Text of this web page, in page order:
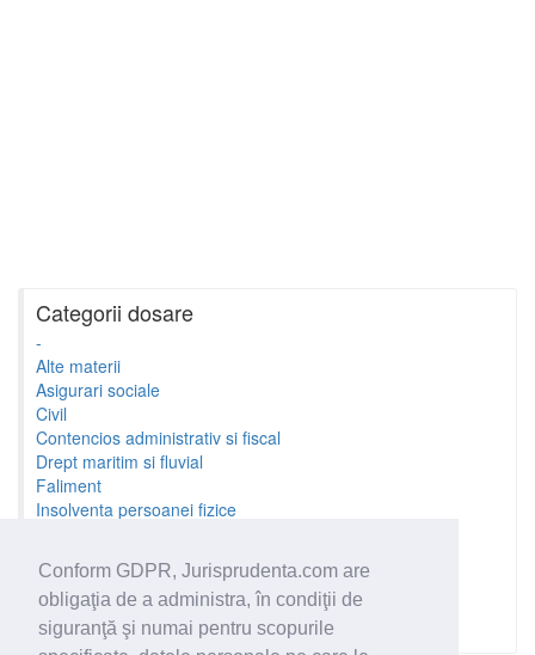
Conform GDPR, Jurisprudenta.com are
obligaţia de a administra, în condiţii de
siguranţă şi numai pentru scopurile
Categorii dosare
-
Alte materii
Asigurari sociale
Civil
Contencios administrativ si fiscal
Drept maritim si fluvial
Faliment
Insolventa persoanei fizice
Minori si familie
Penal
Proprietate Intelectuala